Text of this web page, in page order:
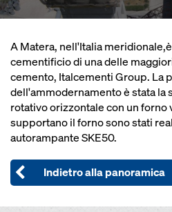
A Matera, nell'Italia
cementificio di una delle
cemento, Italcementi Group. La
dell'ammodernamento è stata la
rotativo orizzontale con un forno
supportano il forno sono stati
autorampante SKE50.
Indietro alla panoramica